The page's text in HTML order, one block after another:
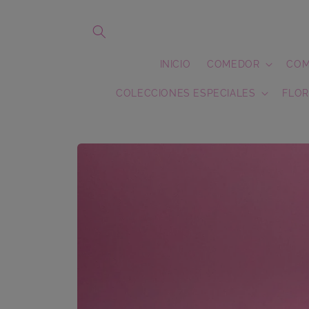
INICIO COMEDOR
COLECCIONES ESPECIALES
directamente